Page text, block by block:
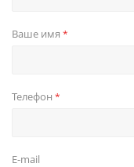
Ваше имя *
Телефон *
E-mail